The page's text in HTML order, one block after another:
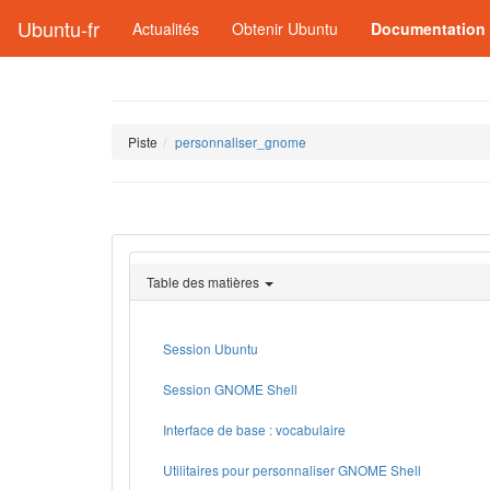
Ubuntu-fr Actualités Obtenir Ubuntu Documentation
Piste personnaliser_gnome
Table des matières
Session Ubuntu
Session GNOME Shell
Interface de base : vocabulaire
Utilitaires pour personnaliser GNOME Shell